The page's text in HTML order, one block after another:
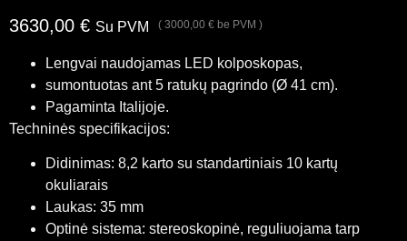
3630,00 € Su PVM ( 3000,00 € be PVM )
Lengvai naudojamas LED kolposkopas,
sumontuotas ant 5 ratukų pagrindo (Ø 41 cm).
Pagaminta Italijoje.
Techninės specifikacijos:
Didinimas: 8,2 karto su standartiniais 10 kartų
okuliarais
Laukas: 35 mm
Optinė sistema: stereoskopinė, reguliuojama tarp